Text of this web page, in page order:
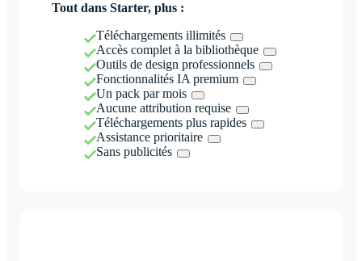
Tout dans Starter, plus :
Téléchargements illimités
Accès complet à la bibliothèque
Outils de design professionnels
Fonctionnalités IA premium
Un pack par mois
Aucune attribution requise
Téléchargements plus rapides
Assistance prioritaire
Sans publicités